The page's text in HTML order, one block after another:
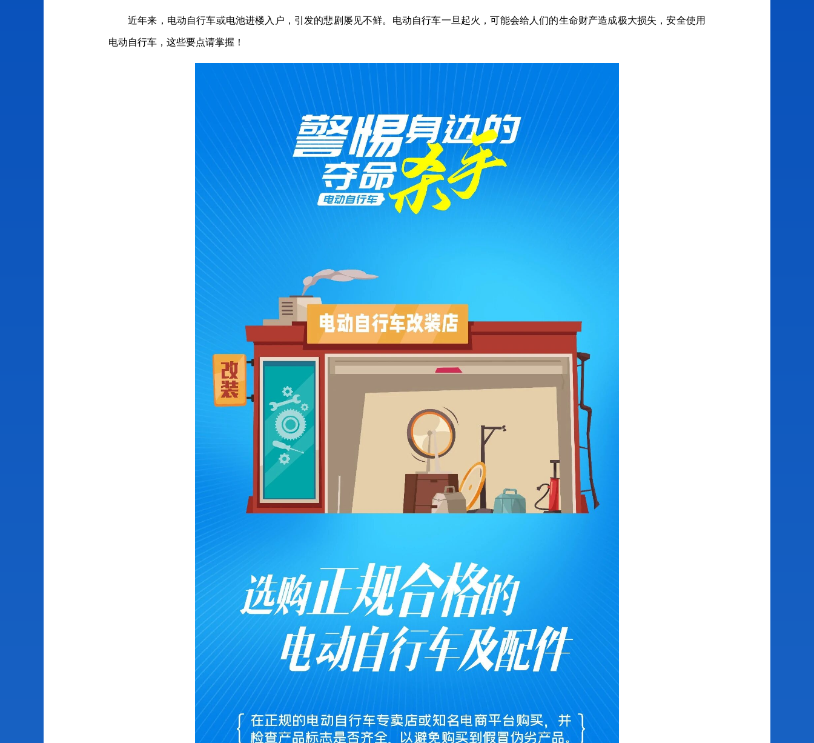
近年来，电动自行车或电池进楼入户，引发的悲剧屡见不鲜。 电动自行车一旦起火，可能会给人们的生命财产造成极大损失，安全使用
电动自行车，这些要点请掌握！